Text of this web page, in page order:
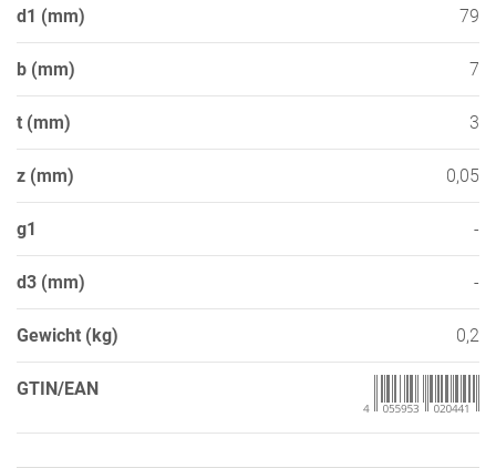
d1 (mm) 79
b (mm) 7
t (mm) 3
z (mm) 0,05
g1 -
d3 (mm) -
Gewicht (kg) 0,2
GTIN/EAN